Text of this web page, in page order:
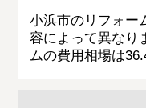
小浜市のリフォー
容によって異なり
ムの費用相場は